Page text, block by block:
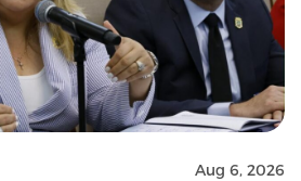
Aug 6, 2026